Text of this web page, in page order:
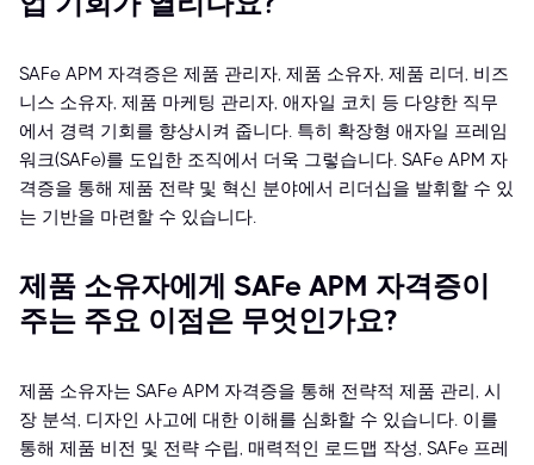
SAFe APM 자격증은 제품 관리자, 제품 소유자, 제품 리더, 비즈
니스 소유자, 제품 마케팅 관리자, 애자일 코치 등 다양한 직무
에서 경력 기회를 향상시켜 줍니다. 특히 확장형 애자일 프레임
워크(SAFe)를 도입한 조직에서 더욱 그렇습니다. SAFe APM 자
격증을 통해 제품 전략 및 혁신 분야에서 리더십을 발휘할 수 있
는 기반을 마련할 수 있습니다.
제품 소유자에게 SAFe APM 자격증이
주는 주요 이점은 무엇인가요?
제품 소유자는 SAFe APM 자격증을 통해 전략적 제품 관리, 시
장 분석, 디자인 사고에 대한 이해를 심화할 수 있습니다. 이를
통해 제품 비전 및 전략 수립, 매력적인 로드맵 작성, SAFe 프레